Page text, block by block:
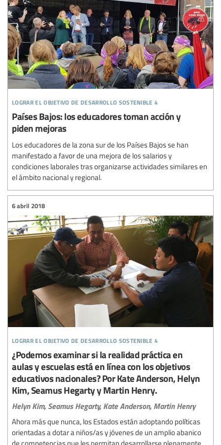
lograr el objetivo de desarrollo sostenible 4
Países Bajos: los educadores toman acción y
piden mejoras
Los educadores de la zona sur de los Países Bajos se han
manifestado a favor de una mejora de los salarios y
condiciones laborales tras organizarse actividades similares en
el ámbito nacional y regional.
lograr el objetivo de desarrollo sostenible 4
6 abril 2018
¿Podemos examinar si la realidad práctica en
aulas y escuelas está en línea con los objetivos
educativos nacionales? Por Kate Anderson, Helyn
Kim, Seamus Hegarty y Martin Henry.
Helyn Kim, Seamus Hegarty, Kate Anderson, Martin Henry
Ahora más que nunca, los Estados están adoptando políticas
orientadas a dotar a niños/as y jóvenes de un amplio abanico
de competencias que les permitan desarrollarse plenamente